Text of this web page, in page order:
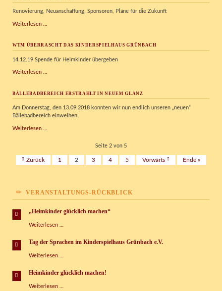
Renovierung, Neuanschaffung, Sponsoren, Pläne für die Zukunft
Weiterlesen …
WTM ÜBERRASCHT DAS KINDERSPIELHAUS GRÜNBACH
14.12.19 Spende für Heimkinder übergeben
Weiterlesen …
Kinderspielhaus
BÄLLEBADBEREICH ERSTRAHLT IN NEUEM GLANZ
Am Donnerstag, den 13.09.2018 konnten wir nun endlich unseren „neuen“
Bällebadbereich einweihen.
Weiterlesen …
Glanz
Seite 2 von 5
Zurück 1 2 3 4 5 Vorwärts Ende »
VERANSTALTUNGS-RÜCKBLICK
„Heimkinder glücklich machen“
Weiterlesen …
machen“
Tag der Sprachen im Kinderspielhaus Grünbach e.V.
Weiterlesen …
Sprachen
Kinderspielhaus
Heimkinder glücklich machen!
Weiterlesen …